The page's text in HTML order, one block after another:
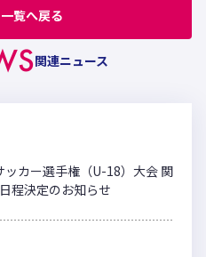
覧へ戻る
関連ニュース
ッカー選手権（U-18）大会 関
程決定のお知らせ